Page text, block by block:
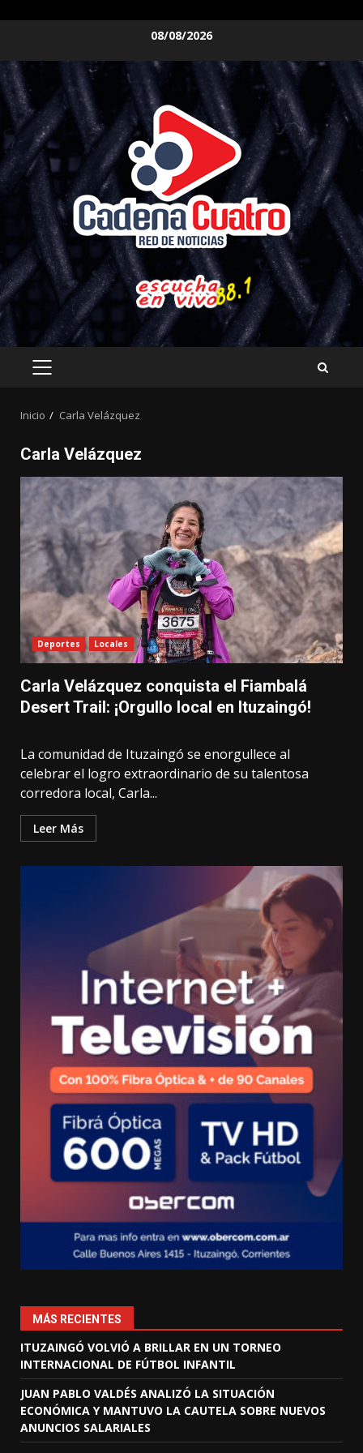
contenido
08/08/2026
MENÚ
Inicio Carla Velázquez
Carla Velázquez
Deportes Locales
Carla Velázquez conquista el Fiambalá
Desert Trail: ¡Orgullo local en Ituzaingó!
La comunidad de Ituzaingó se enorgullece al
celebrar el logro extraordinario de su talentosa
corredora local, Carla...
Leer Más
MÁS RECIENTES
ITUZAINGÓ VOLVIÓ A BRILLAR EN UN TORNEO
INTERNACIONAL DE FÚTBOL INFANTIL
JUAN PABLO VALDÉS ANALIZÓ LA SITUACIÓN
ECONÓMICA Y MANTUVO LA CAUTELA SOBRE NUEVOS
ANUNCIOS SALARIALES